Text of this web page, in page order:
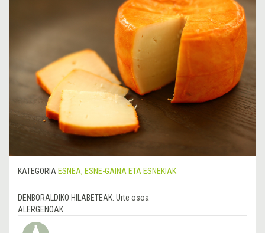
KATEGORIA ESNEA, ESNE-GAINA ETA ESNEKIAK
DENBORALDIKO HILABETEAK: Urte osoa
ALERGENOAK